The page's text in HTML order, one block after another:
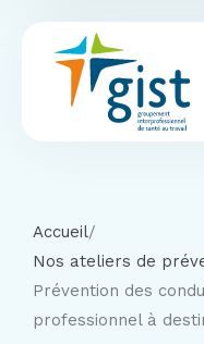
Accueil/
Nos ateliers de
Prévention des
professionnel à